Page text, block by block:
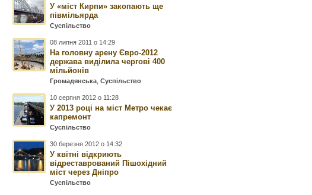
У «міст Кирпи» закопають ще
півмільярда
Суспільство
08 липня 2011 о 14:29
На головну арену Євро-2012
держава виділила чергові 400
мільйонів
Громадянська ,Суспільство
10 серпня 2012 о 11:28
У 2013 році на міст Метро чекає
капремонт
Суспільство
30 березня 2012 о 14:32
У квітні відкриють
відреставрований Пішохідний
міст через Дніпро
Суспільство